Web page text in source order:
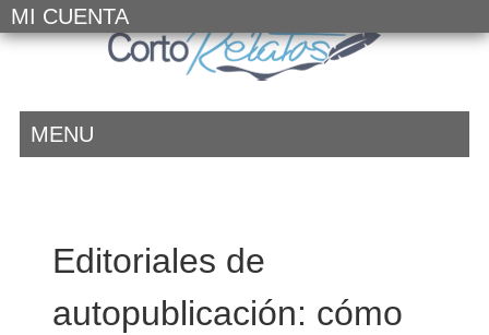
MI CUENTA
MENU
Editoriales de
autopublicación: cómo